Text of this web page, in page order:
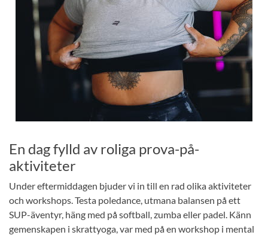
En dag fylld av roliga prova-på-
aktiviteter
Under eftermiddagen bjuder vi in till en rad olika aktiviteter
och workshops. Testa poledance, utmana balansen på ett
SUP-äventyr, häng med på softball, zumba eller padel. Känn
gemenskapen i skrattyoga, var med på en workshop i mental